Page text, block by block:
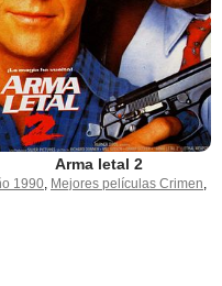
Arma letal 2
1990, Mejores películas Crimen,